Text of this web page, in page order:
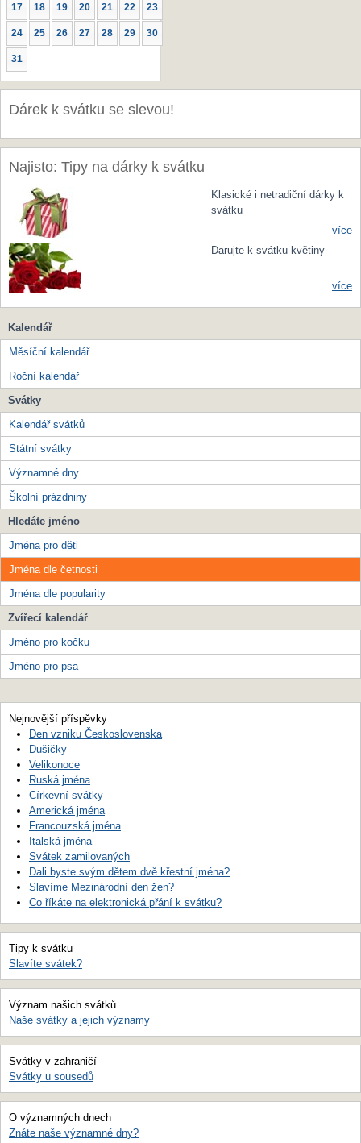
17 18 19 20 21 22 23
24 25 26 27 28 29 30
31
Dárek k svátku se slevou!
Najisto: Tipy na dárky k svátku
Klasické i netradiční dárky k
svátku
více
Darujte k svátku květiny
více
Kalendář
Měsíční kalendář
Roční kalendář
Svátky
Kalendář svátků
Státní svátky
Významné dny
Školní prázdniny
Hledáte jméno
Jména pro děti
Jména dle četnosti
Jména dle popularity
Zvířecí kalendář
Jméno pro kočku
Jméno pro psa
Nejnovější příspěvky
Den vzniku Československa
Dušičky
Velikonoce
Ruská jména
Církevní svátky
Americká jména
Francouzská jména
Italská jména
Svátek zamilovaných
Dali byste svým dětem dvě křestní jména?
Slavíme Mezinárodní den žen?
Co říkáte na elektronická přání k svátku?
Tipy k svátku
Slavíte svátek?
Význam našich svátků
Naše svátky a jejich významy
Svátky v zahraničí
Svátky u sousedů
O významných dnech
Znáte naše významné dny?